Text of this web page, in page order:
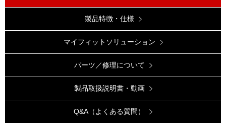
製品特徴・仕様
マイフィットソリューション
パーツ／修理について
製品取扱説明書・動画
Q&A（よくある質問）